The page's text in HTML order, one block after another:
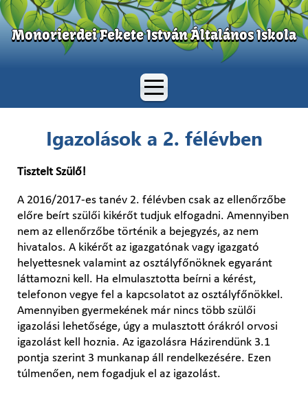
Monorierdei Fekete István Általános Iskola
Igazolások a 2. félévben
Tisztelt Szülő!
A 2016/2017-es tanév 2. félévben csak az ellenőrzőbe
előre beírt szülői kikérőt tudjuk elfogadni. Amennyiben
nem az ellenőrzőbe történik a bejegyzés, az nem
hivatalos. A kikérőt az igazgatónak vagy igazgató
helyettesnek valamint az osztályfőnöknek egyaránt
láttamozni kell. Ha elmulasztotta beírni a kérést,
telefonon vegye fel a kapcsolatot az osztályfőnökkel.
Amennyiben gyermekének már nincs több szülői
igazolási lehetősége, úgy a mulasztott órákról orvosi
igazolást kell hoznia. Az igazolásra Házirendünk 3.1
pontja szerint 3 munkanap áll rendelkezésére. Ezen
túlmenően, nem fogadjuk el az igazolást.